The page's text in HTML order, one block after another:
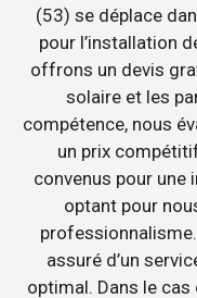
(53) se déplace
pour l’installation
offrons un devis
solaire et les
compétence, nous
un prix
convenus pour une
optant pour
assuré d’un
optimal. Dans le